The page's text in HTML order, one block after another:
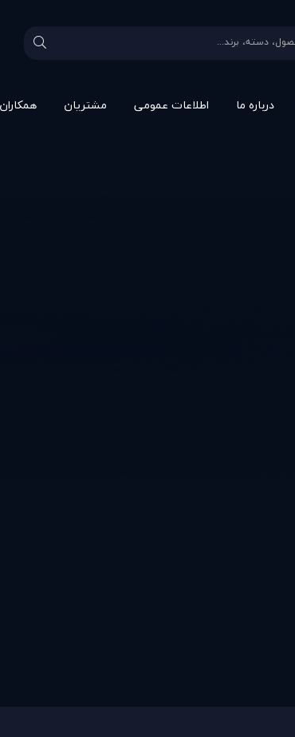
درباره ما اطلاعات عمومی مشتريان همکاران